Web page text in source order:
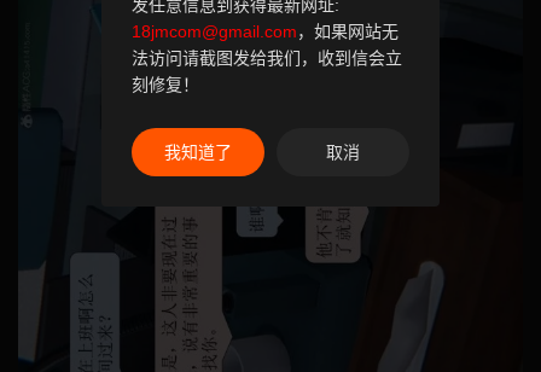
发任意信息到获得最新网址:
18jmcom@gmail.com，如果网站无
法访问请截图发给我们，收到信会立
刻修复！
我知道了 取消